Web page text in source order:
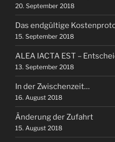
20. September 2018
Das endgültige
15. September 2018
ALEA IACTA EST –
13. September 2018
In der Zwischenzeit…
16. August 2018
Änderung der Zufahrt
15. August 2018